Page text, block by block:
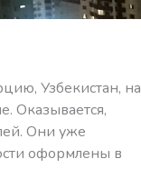
Узбекистан, на
Оказывается,
Они уже
оформлены в